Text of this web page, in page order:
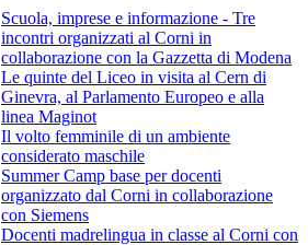
Scuola, imprese e informazione - Tre
incontri organizzati al Corni in
collaborazione con la Gazzetta di Modena
Le quinte del Liceo in visita al Cern di
Ginevra, al Parlamento Europeo e alla
linea Maginot
Il volto femminile di un ambiente
considerato maschile
Summer Camp base per docenti
organizzato dal Corni in collaborazione
con Siemens
Docenti madrelingua in classe al Corni con